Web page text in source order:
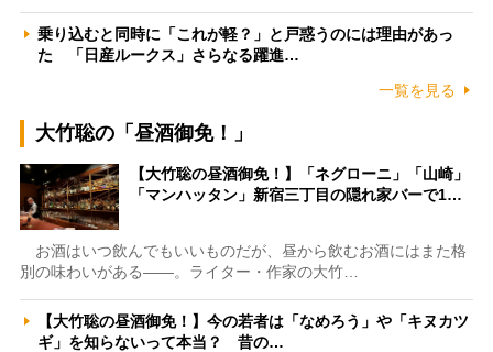
乗り込むと同時に「これが軽？」と戸惑うのには理由があっ
た 「日産ルークス」さらなる躍進…
一覧を見る
大竹聡の「昼酒御免！」
【大竹聡の昼酒御免！】「ネグローニ」「山崎」
「マンハッタン」新宿三丁目の隠れ家バーで1…
お酒はいつ飲んでもいいものだが、昼から飲むお酒にはまた格
別の味わいがある――。ライター・作家の大竹…
【大竹聡の昼酒御免！】今の若者は「なめろう」や「キヌカツ
ギ」を知らないって本当？ 昔の…